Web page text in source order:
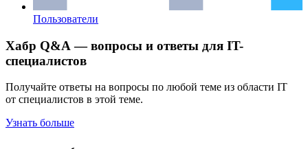
Пользователи
Хабр Q&A — вопросы и ответы для IT-
специалистов
Получайте ответы на вопросы по любой теме из области IT
от специалистов в этой теме.
Узнать больше